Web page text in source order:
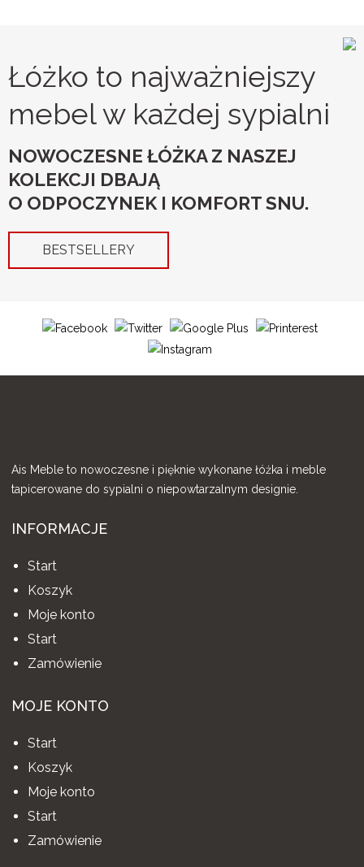
Łóżko to najważniejszy
mebel w każdej sypialni
NOWOCZESNE ŁÓŻKA Z NASZEJ
KOLEKCJI DBAJĄ
O ODPOCZYNEK I KOMFORT SNU.
BESTSELLERY
Ais Meble to nowoczesne i pięknie wykonane łóżka i meble
tapicerowane do sypialni o niepowtarzalnym designie.
INFORMACJE
Start
Koszyk
Moje konto
Start
Zamówienie
MOJE KONTO
Start
Koszyk
Moje konto
Start
Zamówienie